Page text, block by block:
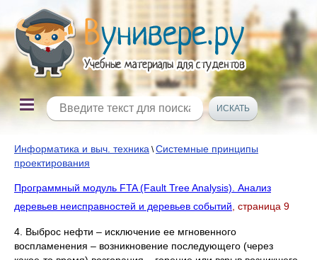
Информатика и выч. техника \Системные принципы
проектирования
Программный модуль FTA (Fault Tree Analysis). Анализ
деревьев неисправностей и деревьев событий , страница 9
4. Выброс нефти – исключение ее мгновенного
воспламенения – возникновение последующего (через